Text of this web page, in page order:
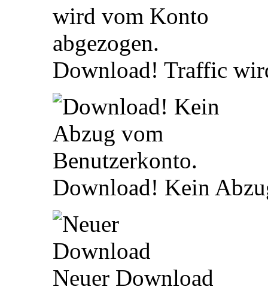
Download! Traffic
Download! Kein
Neuer Download